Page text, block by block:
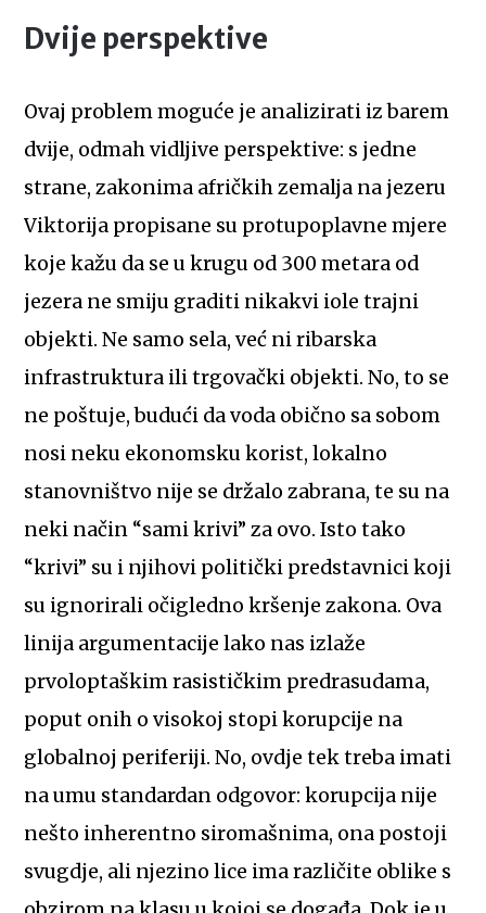
Dvije perspektive
Ovaj problem moguće je analizirati iz barem
dvije, odmah vidljive perspektive: s jedne
strane, zakonima afričkih zemalja na jezeru
Viktorija propisane su protupoplavne mjere
koje kažu da se u krugu od 300 metara od
jezera ne smiju graditi nikakvi iole trajni
objekti. Ne samo sela, već ni ribarska
infrastruktura ili trgovački objekti. No, to se
ne poštuje, budući da voda obično sa sobom
nosi neku ekonomsku korist, lokalno
stanovništvo nije se držalo zabrana, te su na
neki način “sami krivi” za ovo. Isto tako
“krivi” su i njihovi politički predstavnici koji
su ignorirali očigledno kršenje zakona. Ova
linija argumentacije lako nas izlaže
prvoloptaškim rasističkim predrasudama,
poput onih o visokoj stopi korupcije na
globalnoj periferiji. No, ovdje tek treba imati
na umu standardan odgovor: korupcija nije
nešto inherentno siromašnima, ona postoji
svugdje, ali njezino lice ima različite oblike s